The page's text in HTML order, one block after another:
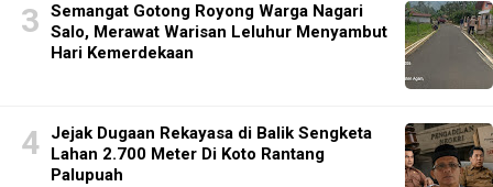
Semangat Gotong Royong Warga Nagari
Salo, Merawat Warisan Leluhur Menyambut
Hari Kemerdekaan
Jejak Dugaan Rekayasa di Balik Sengketa
Lahan 2.700 Meter Di Koto Rantang
Palupuah